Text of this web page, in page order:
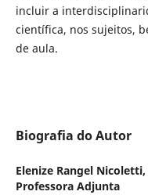
incluir a
científica, nos sujeitos,
de aula.
Biografia do Autor
Elenize Rangel Nicoletti,
Professora Adjunta